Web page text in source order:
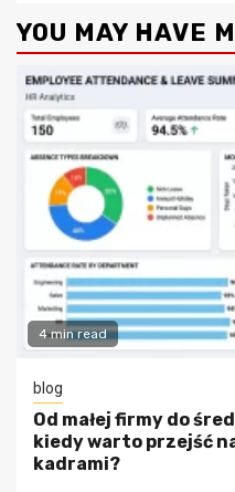
YOU MAY HAVE
4 min read
blog
Od małej firmy do
kiedy warto przejść
kadrami?